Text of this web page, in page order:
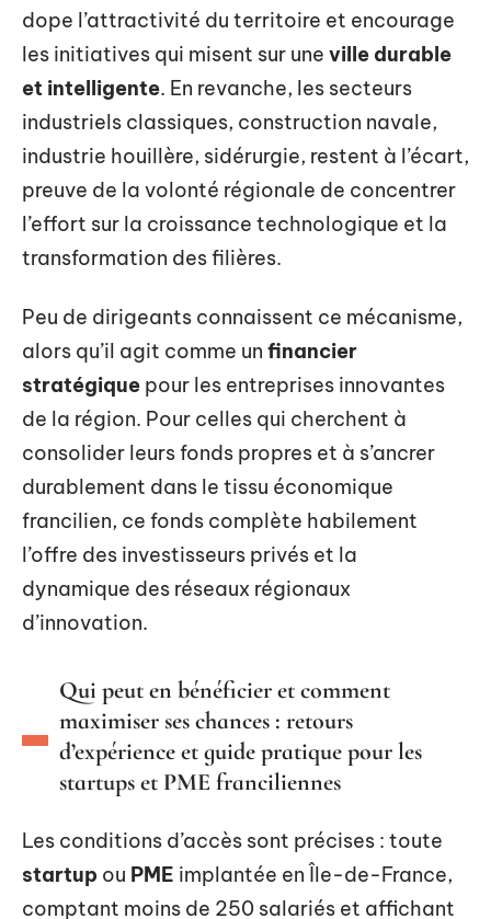
dope l’attractivité du territoire et encourage
les initiatives qui misent sur une ville durable
et intelligente. En revanche, les secteurs
industriels classiques, construction navale,
industrie houillère, sidérurgie, restent à l’écart,
preuve de la volonté régionale de concentrer
l’effort sur la croissance technologique et la
transformation des filières.
Peu de dirigeants connaissent ce mécanisme,
alors qu’il agit comme un financier
stratégique pour les entreprises innovantes
de la région. Pour celles qui cherchent à
consolider leurs fonds propres et à s’ancrer
durablement dans le tissu économique
francilien, ce fonds complète habilement
l’offre des investisseurs privés et la
dynamique des réseaux régionaux
d’innovation.
Qui peut en bénéficier et comment
maximiser ses chances : retours
d’expérience et guide pratique pour les
startups et PME franciliennes
Les conditions d’accès sont précises : toute
startup ou PME implantée en Île-de-France,
comptant moins de 250 salariés et affichant